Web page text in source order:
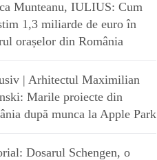
Munteanu, IULIUS: Cum
1,3 miliarde de euro în
orașelor din România
| Arhitectul Maximilian
Marile proiecte din
după munca la Apple Park
Dosarul Schengen, o